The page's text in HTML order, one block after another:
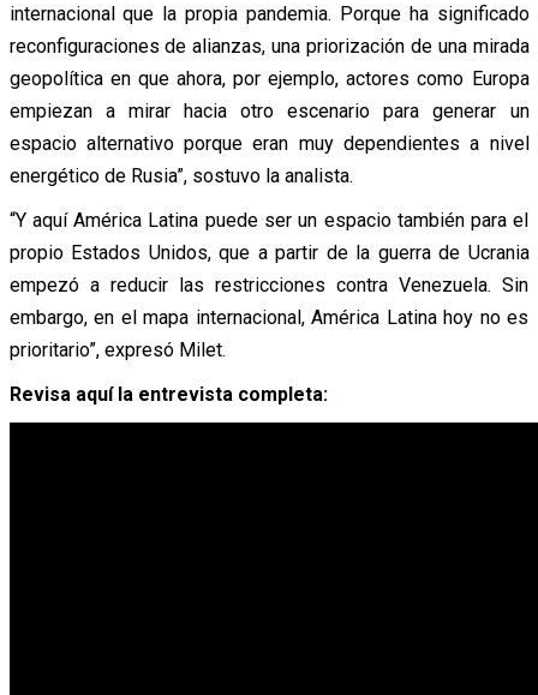
internacional que la propia pandemia. Porque ha significado
reconfiguraciones de alianzas, una priorización de una mirada
geopolítica en que ahora, por ejemplo, actores como Europa
empiezan a mirar hacia otro escenario para generar un
espacio alternativo porque eran muy dependientes a nivel
energético de Rusia”, sostuvo la analista.
“Y aquí América Latina puede ser un espacio también para el
propio Estados Unidos, que a partir de la guerra de Ucrania
empezó a reducir las restricciones contra Venezuela. Sin
embargo, en el mapa internacional, América Latina hoy no es
prioritario”, expresó Milet.
Revisa aquí la entrevista completa: